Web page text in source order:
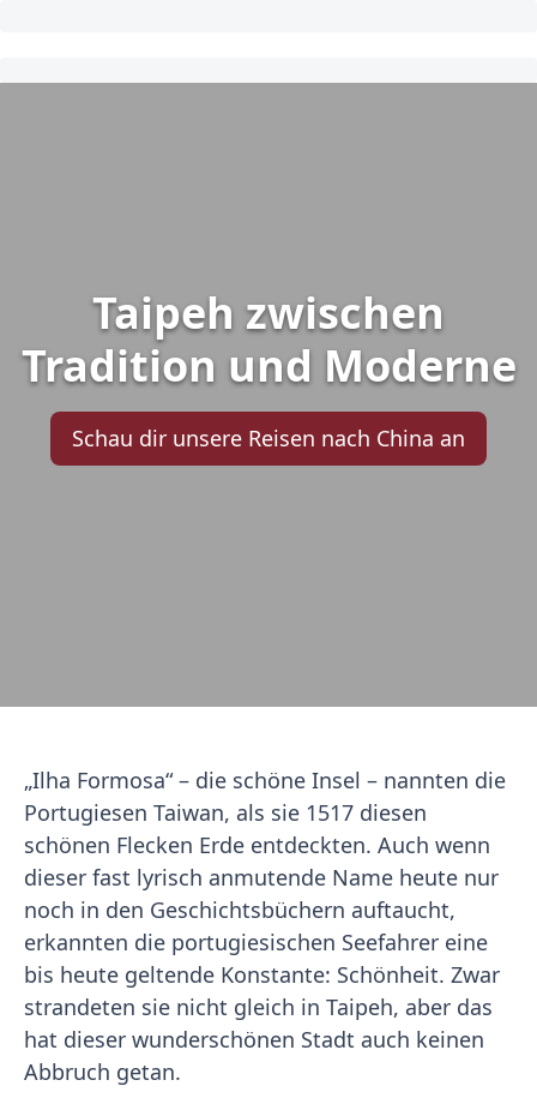
Taipeh zwischen
Tradition und Moderne
Schau dir unsere Reisen nach China an
„Ilha Formosa“ – die schöne Insel – nannten die
Portugiesen Taiwan, als sie 1517 diesen
schönen Flecken Erde entdeckten. Auch wenn
dieser fast lyrisch anmutende Name heute nur
noch in den Geschichtsbüchern auftaucht,
erkannten die portugiesischen Seefahrer eine
bis heute geltende Konstante: Schönheit. Zwar
strandeten sie nicht gleich in Taipeh, aber das
hat dieser wunderschönen Stadt auch keinen
Abbruch getan.